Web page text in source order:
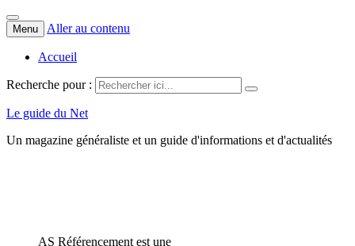
Menu Aller au contenu
Accueil
Recherche pour :
Le guide du Net
Un magazine généraliste et un guide d'informations et d'actualités
AS Référencement est une